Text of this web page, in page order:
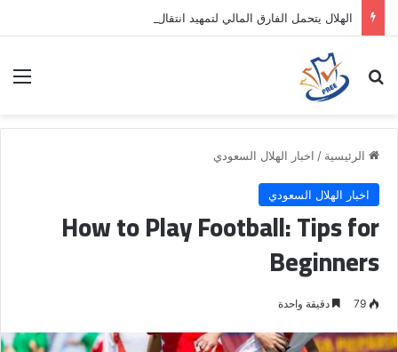
بحث عن
الرئيسية / اخبار الهلال السعودي
اخبار الهلال السعودي
How to Play Football: Tips for
Beginners
79 دقيقة واحدة